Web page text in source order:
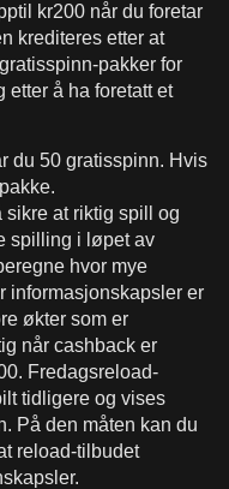
kr200 når du foretar
krediteres etter at
pakker for
etter å ha foretatt et
du 50 gratisspinn. Hvis
sikre at riktig spill og
spilling i løpet av
hvor mye
informasjonskapsler er
økter som er
når cashback er
Fredagsreload-
tidligere og vises
På den måten kan du
reload-tilbudet